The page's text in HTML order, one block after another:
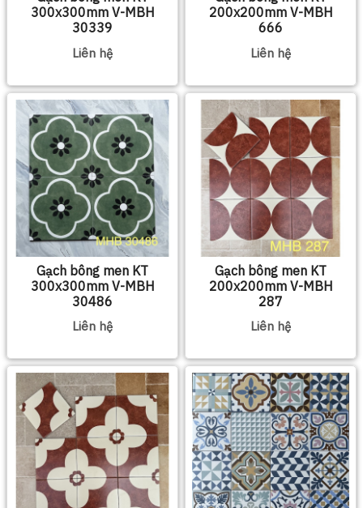
300x300mm V-MBH
30339
Liên hệ
200x200mm V-MBH
666
Liên hệ
Gạch bông men KT
300x300mm V-MBH
30486
Liên hệ
Gạch bông men KT
200x200mm V-MBH
287
Liên hệ